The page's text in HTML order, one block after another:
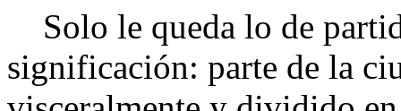
Solo le queda lo de
significación: parte de la